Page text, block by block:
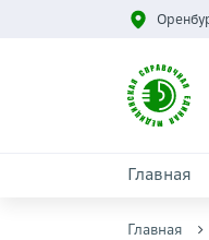
Главная
Главная